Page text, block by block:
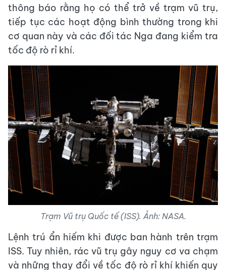
thông báo rằng họ có thể trở về trạm vũ trụ,
tiếp tục các hoạt động bình thường trong khi
cơ quan này và các đối tác Nga đang kiểm tra
tốc độ rò rỉ khí.
Trạm Vũ trụ Quốc tế (ISS). Ảnh: NASA.
Lệnh trú ẩn hiếm khi được ban hành trên trạm
ISS. Tuy nhiên, rác vũ trụ gây nguy cơ va chạm
và những thay đổi về tốc độ rò rỉ khí khiến quy